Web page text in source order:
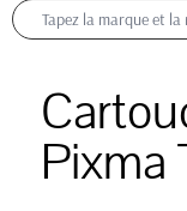
Pixma